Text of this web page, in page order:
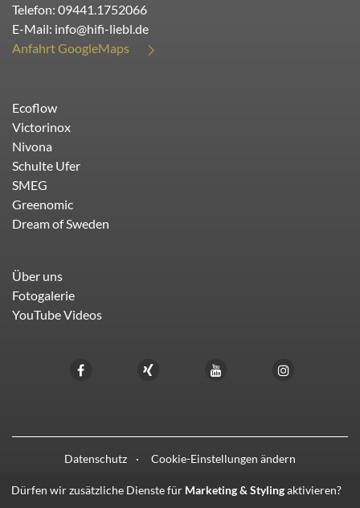
Telefon: 09441.1752066
E-Mail: info@hifi-liebl.de
Anfahrt GoogleMaps
Ecoflow
Victorinox
Nivona
Schulte Ufer
SMEG
Greenomic
Dream of Sweden
Über uns
Fotogalerie
YouTube Videos
Datenschutz Cookie-Einstellungen ändern
Dürfen wir zusätzliche Dienste für Marketing & Stylingaktivieren?